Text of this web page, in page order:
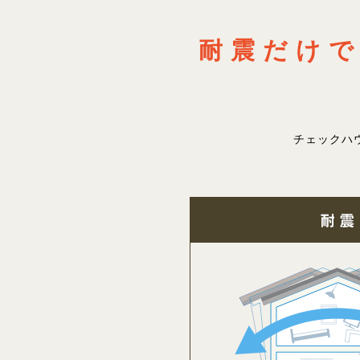
耐震だけ
チェックハ